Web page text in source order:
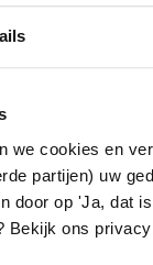
we cookies en
partijen) uw
door op 'Ja, dat
Bekijk ons